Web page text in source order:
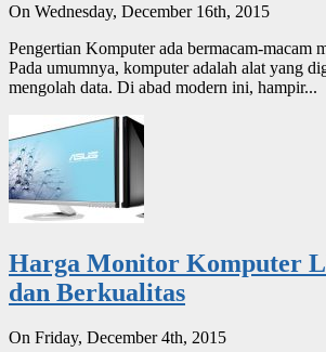
On Wednesday, December 16th, 2015
Pengertian Komputer ada bermacam-macam
Pada umumnya, komputer adalah alat yang
mengolah data. Di abad modern ini, hampir...
Harga Monitor Komputer
dan Berkualitas
On Friday, December 4th, 2015